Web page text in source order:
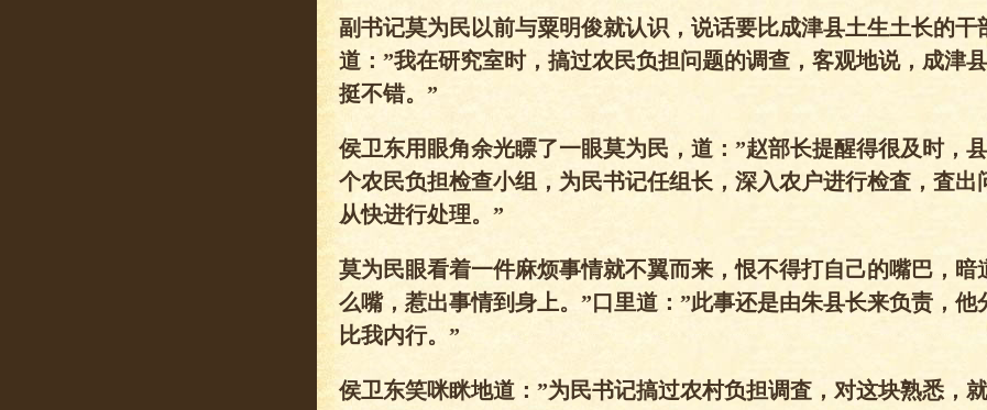
副书记莫为民以前与粟明俊就认识，说话要比成津县土生土长的干
道：”我在研究室时，搞过农民负担问题的调查，客观地说，成津
挺不错。”
侯卫东用眼角余光瞟了一眼莫为民，道：”赵部长提醒得很及时，
个农民负担检查小组，为民书记任组长，深入农户进行检査，査出
从快进行处理。”
莫为民眼看着一件麻烦事情就不翼而来，恨不得打自己的嘴巴，暗
么嘴，惹出事情到身上。”口里道：”此事还是由朱县长来负责，他
比我内行。”
侯卫东笑咪眯地道：”为民书记搞过农村负担调査，对这块熟悉，